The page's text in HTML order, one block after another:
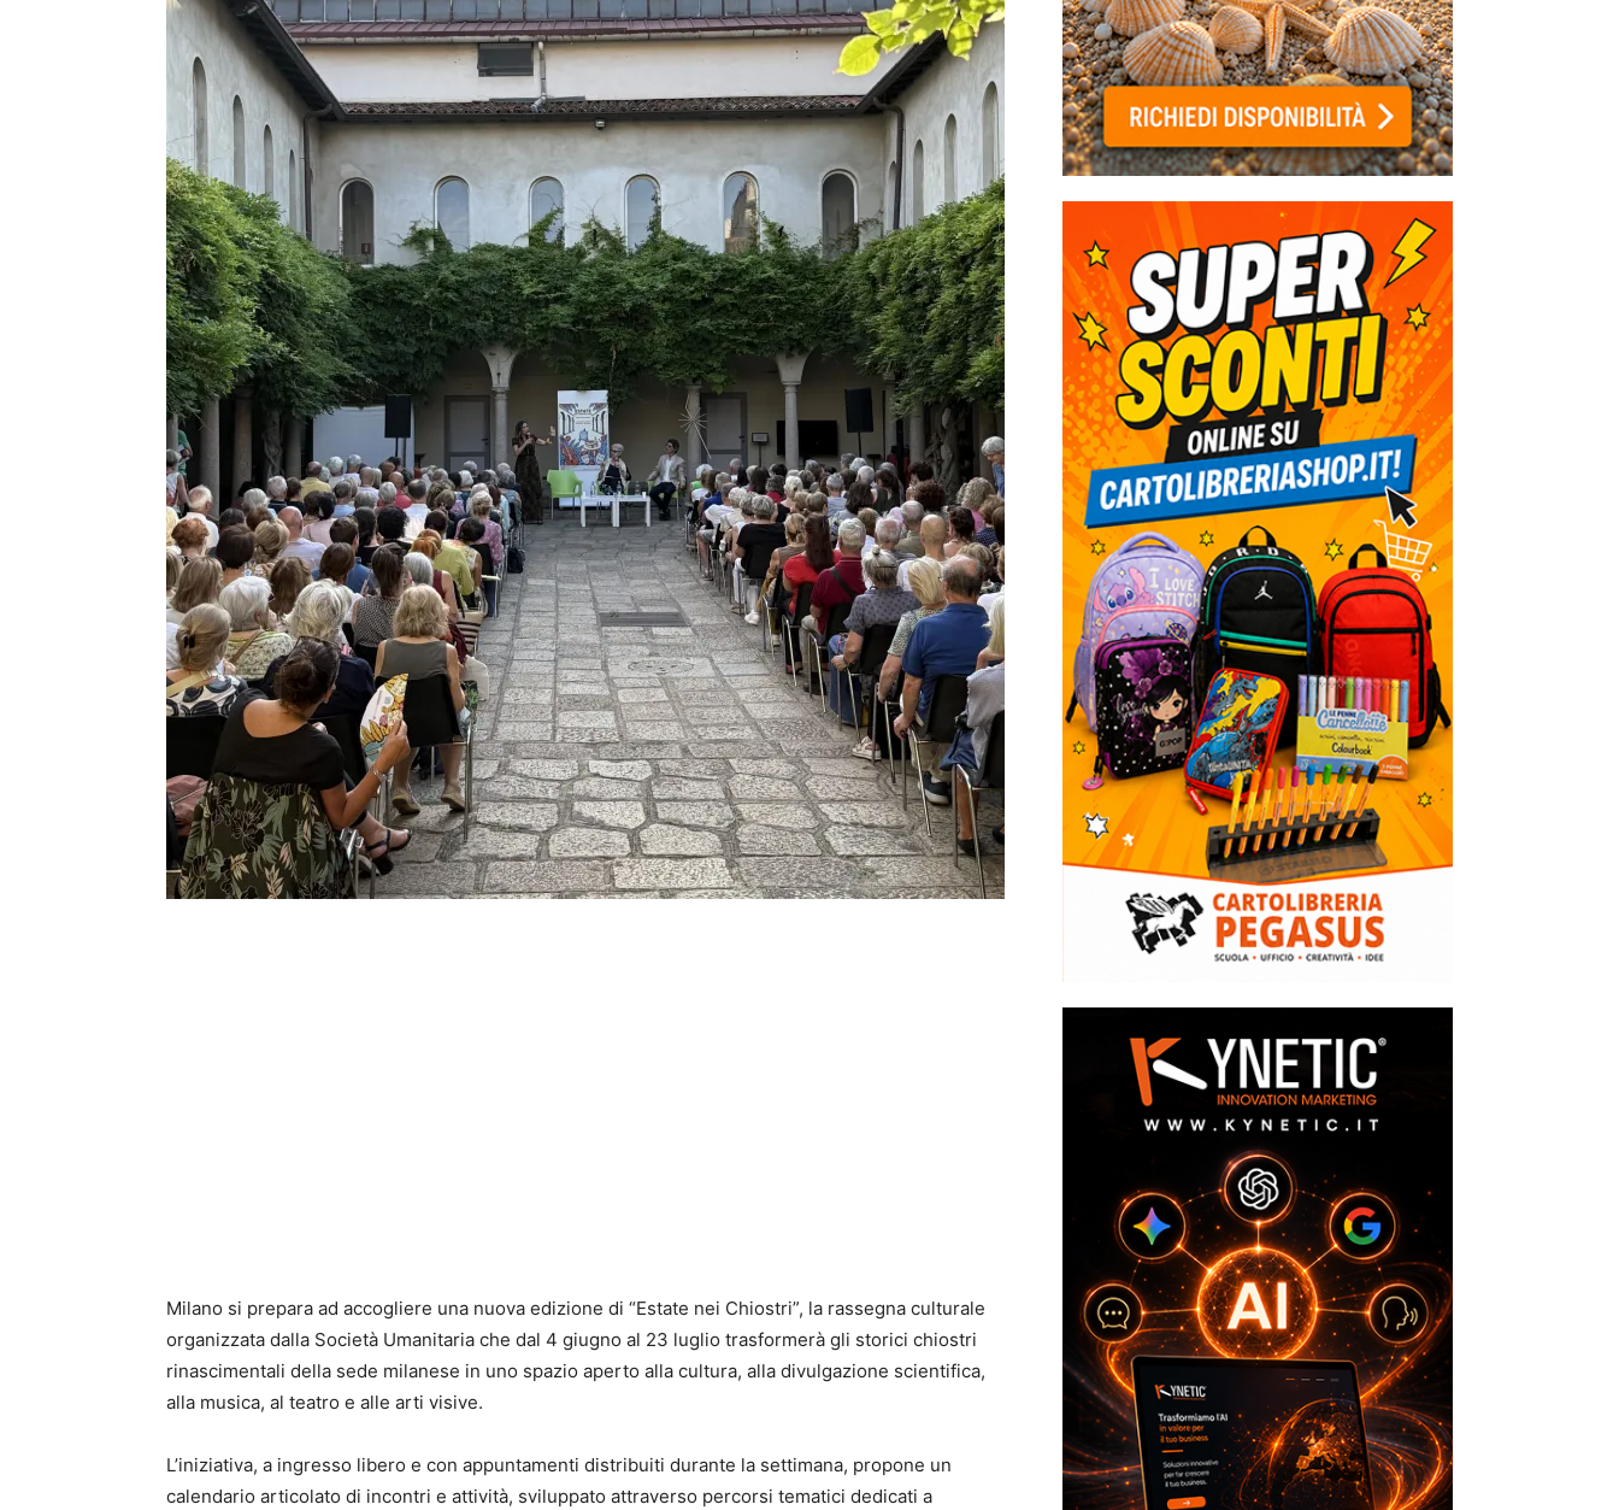
Milano si prepara ad accogliere una nuova edizione di “Estate nei Chiostri”, la rassegna culturale
organizzata dalla Società Umanitaria che dal 4 giugno al 23 luglio trasformerà gli storici chiostri
rinascimentali della sede milanese in uno spazio aperto alla cultura, alla divulgazione scientifica,
alla musica, al teatro e alle arti visive.
L’iniziativa, a ingresso libero e con appuntamenti distribuiti durante la settimana, propone un
calendario articolato di incontri e attività, sviluppato attraverso percorsi tematici dedicati a